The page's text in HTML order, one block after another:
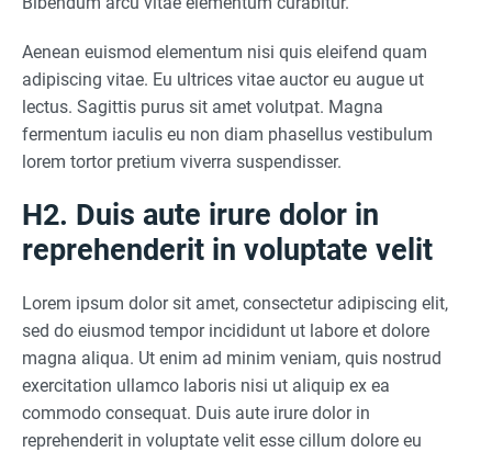
Aenean euismod elementum nisi quis eleifend quam
adipiscing vitae. Eu ultrices vitae auctor eu augue ut
lectus. Sagittis purus sit amet volutpat. Magna
fermentum iaculis eu non diam phasellus vestibulum
lorem tortor pretium viverra suspendisser.
H2. Duis aute irure dolor in
reprehenderit in voluptate velit
Lorem ipsum dolor sit amet, consectetur adipiscing elit,
sed do eiusmod tempor incididunt ut labore et dolore
magna aliqua. Ut enim ad minim veniam, quis nostrud
exercitation ullamco laboris nisi ut aliquip ex ea
commodo consequat. Duis aute irure dolor in
reprehenderit in voluptate velit esse cillum dolore eu